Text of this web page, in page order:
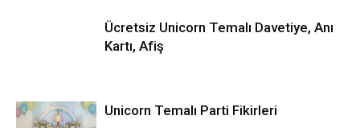
Ücretsiz Unicorn Temalı Davetiye, Anı
Kartı, Afiş
Unicorn Temalı Parti Fikirleri